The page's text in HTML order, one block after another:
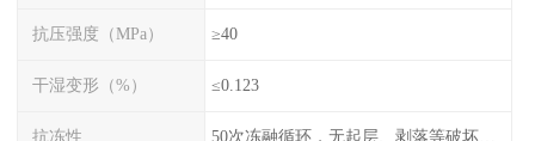
抗压强度（MPa） ≥40
干湿变形（%） ≤0.123
抗冻性 50次冻融循环，无起层、剥落等破坏现象